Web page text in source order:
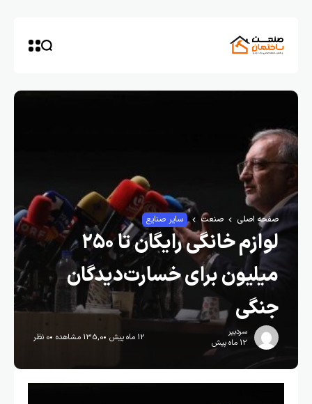
صفحه اصلی صنعت سایر صنایع
لوازم خانگی رایگان تا ۲۵۰
میلیون برای خسارت‌دیدگان
جنگی
سردبیر
12 ماه پیش
12 ماه پیش 135,0 مشاهده 0 نظر